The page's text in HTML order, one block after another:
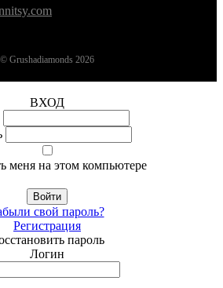
© Grushadiamonds 2026
ВХОД
меня на этом компьютере
Войти
свой пароль?
Регистрация
пароль
Логин